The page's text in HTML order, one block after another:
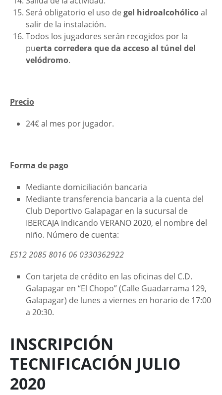
Será obligatorio el uso de gel hidroalcohólicoal
salir de la instalación.
Todos los jugadores serán recogidos por la
puerta corredera que da acceso al túnel del
velódromo.
Precio
24€ al mes por jugador.
Forma de pago
Mediante domiciliación bancaria
Mediante transferencia bancaria a la cuenta del
Club Deportivo Galapagar en la sucursal de
IBERCAJA indicando VERANO 2020, el nombre del
niño. Número de cuenta:
ES12 2085 8016 06 0330362922
Con tarjeta de crédito en las oficinas del C.D.
Galapagar en “El Chopo” (Calle Guadarrama 129,
Galapagar) de lunes a viernes en horario de 17:00
a 20:30.
INSCRIPCIÓN
TECNIFICACIÓN JULIO
2020